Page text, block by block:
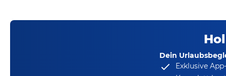
Dein
Exklusive